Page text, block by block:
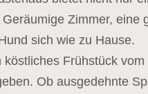
Zimmer,
sich wie zu Hause.
Frühstück
Ob ausgedehnte